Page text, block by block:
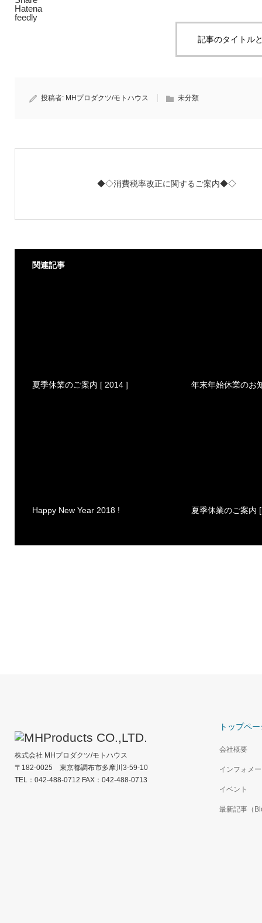
Hatena
feedly
記事のタイトル
投稿者: MHプロダクツ/モトハウス 未分類
◆◇消費税率改正に関するご案内◆◇
関連記事
夏季休業のご案内 [ 2014 ] 年末年始休業のお
Happy New Year 2018 ! 夏季休業のご案内
トップペ
会社概要
インフォメ
イベント
最新記事（
株式会社 MHプロダクツ/モトハウス
〒182-0025 東京都調布市多摩川3-59-10
TEL：042-488-0712 FAX：042-488-0713